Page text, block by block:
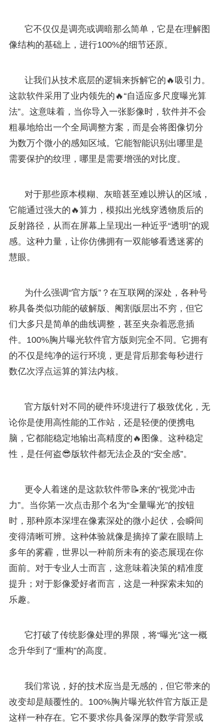
它不仅仅是调亮或调暗那么简单，它是在理解图
像结构的基础上，进行100%的细节还原。
让我们从技术底层的逻辑来拆解它的🔥吸引力。
这款软件采用了业内领先的🔥“自适应多尺度曝光算
法”。这意味着，当你导入一张影像时，软件并不会
粗暴地给出一个全局调整方案，而是会将图像切分
为数万个微小的感知区域。它能智能识别出哪里是
需要保护的纹理，哪里是需要增强的对比度。
对于那些原本模糊、灰暗甚至难以辨认的区域，
它能通过强大的🔥算力，模拟出光线穿透物质后的
反射路径，从而在屏幕上呈现出一种近乎“透明”的观
感。这种力量，让你仿佛拥有一双能够看透迷雾的
慧眼。
为什么强调“官方版”？在互联网的深处，各种号
称具备类似功能的破解版、阉割版层出不穷，但它
们大多只是简单的曲线调整，甚至夹杂着恶意插
件。100%胸片曝光软件官方版则完全不同。它拥有
的不仅是纯净的运行环境，更是背后那套每秒进行
数亿次浮点运算的算法内核。
官方版针对不同的硬件环境进行了极致优化，无
论你是使用高性能的工作站，还是轻便的便携电
脑，它都能稳定地输出高精度的🔥图像。这种稳定
性，是任何盗😎版软件都无法企及的“安全感”。
更令人着迷的是这款软件带📝来的“视觉冲击
力”。当你第一次点击那个名为“全量曝光”的按钮
时，那种原本深埋在像素深处的微小起伏，会瞬间
变得清晰可辨。这种体验就像是摘掉了蒙在眼睛上
多年的雾霾，世界以一种前所未有的姿态展现在你
面前。对于专业人士而言，这意味着决策的精准度
提升；对于影像爱好者而言，这是一种探索未知的
乐趣。
它打破了传统影像处理的界限，将“曝光”这一概
念升华到了“重构”的高度。
我们常说，好的技术应当是无感的，但它带来的
改变却是颠覆性的。100%胸片曝光软件官方版正是
这样一种存在。它不要求你具备深厚的数学背景或